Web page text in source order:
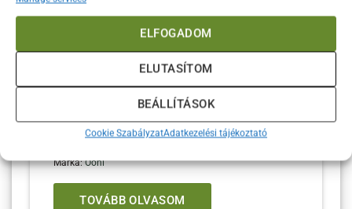
ELFOGADOM
ELUTASÍTOM
BEÁLLÍTÁSOK
Cookie SzabályzatAdatkezelési tájékoztató
grillezéséről vagy akár pizzák
UU-P1AA00
Ooni sütés, tálalás
Címkék:Ooni összes kiegészítő,Ooni sütés tálalás,pizzás
kiegészítők
Márka:Ooni
TOVÁBB OLVASOM